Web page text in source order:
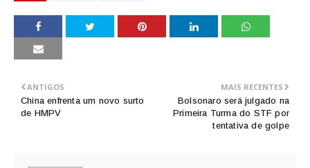
MAIS RECENTES
Bolsonaro será julgado na
Primeira Turma do STF por
tentativa de golpe
ANTIGOS
China enfrenta um novo surto
de HMPV